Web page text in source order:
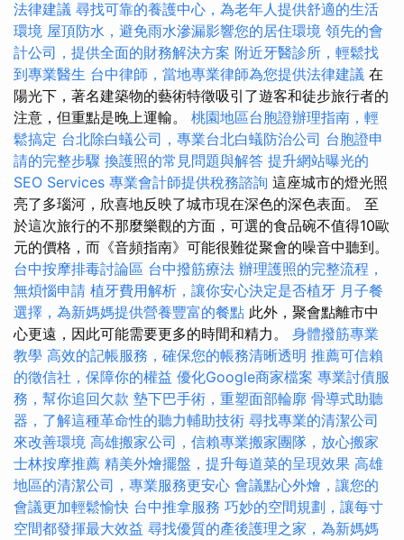
法律建議 尋找可靠的養護中心，為老年人提供舒適的生活
環境 屋頂防水，避免雨水滲漏影響您的居住環境 領先的會
計公司，提供全面的財務解決方案 附近牙醫診所，輕鬆找
到專業醫生 台中律師，當地專業律師為您提供法律建議 在
陽光下，著名建築物的藝術特徵吸引了遊客和徒步旅行者的
注意，但重點是晚上運輸。 桃園地區台胞證辦理指南，輕
鬆搞定 台北除白蟻公司，專業台北白蟻防治公司 台胞證申
請的完整步驟 換護照的常見問題與解答 提升網站曝光的
SEO Services 專業會計師提供稅務諮詢 這座城市的燈光照
亮了多瑙河，欣喜地反映了城市現在深色的深色表面。 至
於這次旅行的不那麼樂觀的方面，可選的食品碗不值得10歐
元的價格，而《音頻指南》可能很難從聚會的噪音中聽到。
台中按摩排毒討論區 台中撥筋療法 辦理護照的完整流程，
無煩惱申請 植牙費用解析，讓你安心決定是否植牙 月子餐
選擇，為新媽媽提供營養豐富的餐點 此外，聚會點離市中
心更遠，因此可能需要更多的時間和精力。 身體撥筋專業
教學 高效的記帳服務，確保您的帳務清晰透明 推薦可信賴
的徵信社，保障你的權益 優化Google商家檔案 專業討債服
務，幫你追回欠款 墊下巴手術，重塑面部輪廓 骨導式助聽
器，了解這種革命性的聽力輔助技術 尋找專業的清潔公司
來改善環境 高雄搬家公司，信賴專業搬家團隊，放心搬家
士林按摩推薦 精美外燴擺盤，提升每道菜的呈現效果 高雄
地區的清潔公司，專業服務更安心 會議點心外燴，讓您的
會議更加輕鬆愉快 台中推拿服務 巧妙的空間規劃，讓每寸
空間都發揮最大效益 尋找優質的產後護理之家，為新媽媽